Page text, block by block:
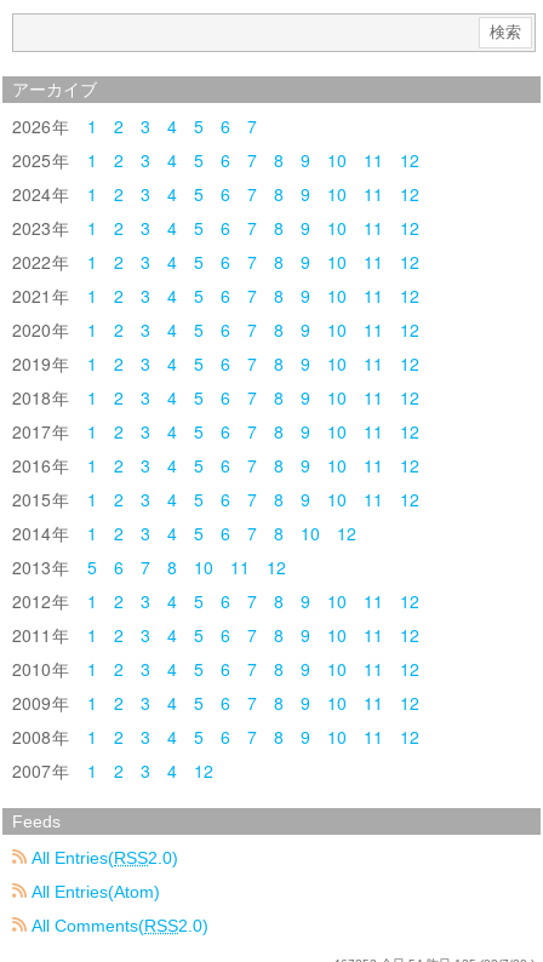
アーカイブ
2026 1 2 3 4 5 6
7
2025
1 2 3 4 5 6 7 8 9 10 11
12
2024
1 2 3 4 5 6 7 8 9 10 11
12
2023
1 2 3 4 5 6 7 8 9 10 11
12
2022
1 2 3 4 5 6 7 8 9 10 11
12
2021
1 2 3 4 5 6 7 8 9 10 11
12
2020
1 2 3 4 5 6 7 8 9 10 11
12
2019
1 2 3 4 5 6 7 8 9 10 11
12
2018
1 2 3 4 5 6 7 8 9 10 11
12
2017
1 2 3 4 5 6 7 8 9 10 11
12
2016
1 2 3 4 5 6 7 8 9 10 11
12
2015
1 2 3 4 5 6 7 8 9 10 11
12
2014
1 2 3 4 5 6 7 8 10
12
2013
5 6 7 8 10 11
12
2012
1 2 3 4 5 6 7 8 9 10 11
12
2011
1 2 3 4 5 6 7 8 9 10 11
12
2010
1 2 3 4 5 6 7 8 9 10 11
12
2009
1 2 3 4 5 6 7 8 9 10 11
12
2008
1 2 3 4 5 6 7 8 9 10 11
12
2007
1 2 3 4 12
Feeds
All Entries(RSS2.0)
All Entries(Atom)
All Comments(RSS2.0)